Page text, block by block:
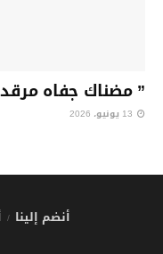
” مضناك جفاه
أنضم إلينا